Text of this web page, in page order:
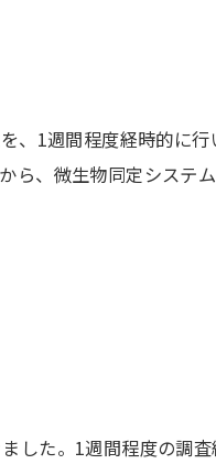
、1週間程度経時的に
ら、微生物同定システ
した。1週間程度の調